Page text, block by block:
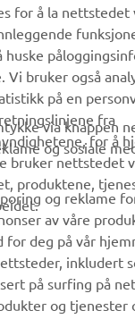
for å la nettstedet
huske
Vi bruker også
på en
fra
for å
bruker nettstedet
produktene,
via knappen
og sosiale
og reklame
av våre
for deg på vår
inkludert
på surfing på
og tjenester